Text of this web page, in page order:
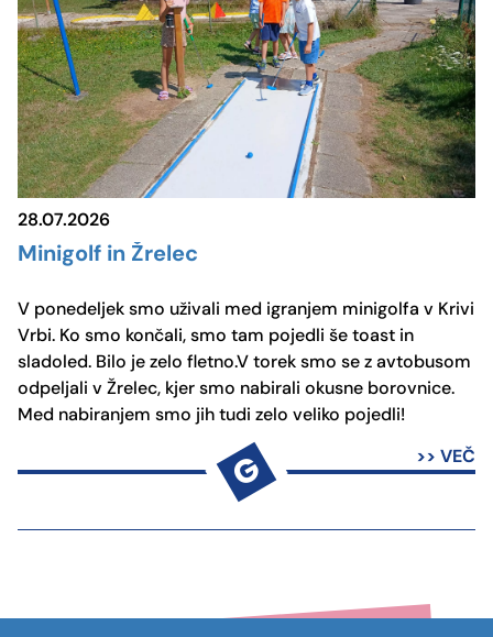
28.07.2026
Minigolf in Žrelec
V ponedeljek smo uživali med igranjem minigolfa v Krivi
Vrbi. Ko smo končali, smo tam pojedli še toast in
sladoled. Bilo je zelo fletno.V torek smo se z avtobusom
odpeljali v Žrelec, kjer smo nabirali okusne borovnice.
Med nabiranjem smo jih tudi zelo veliko pojedli!
>> VEČ
G